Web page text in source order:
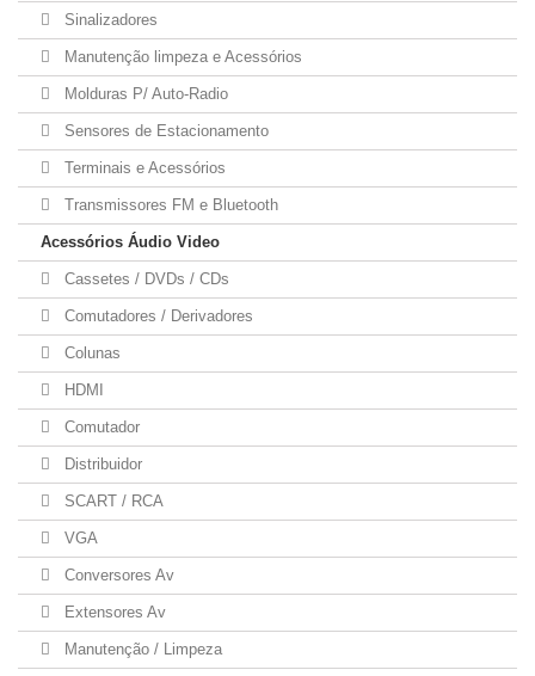
Sinalizadores
Manutenção limpeza e Acessórios
Molduras P/ Auto-Radio
Sensores de Estacionamento
Terminais e Acessórios
Transmissores FM e Bluetooth
Acessórios Áudio Video
Cassetes / DVDs / CDs
Comutadores / Derivadores
Colunas
HDMI
Comutador
Distribuidor
SCART / RCA
VGA
Conversores Av
Extensores Av
Manutenção / Limpeza